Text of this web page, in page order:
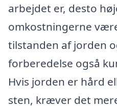
arbejdet er, desto
omkostningerne
tilstanden af jorden
forberedelse også
Hvis jorden er hård
sten, kræver det